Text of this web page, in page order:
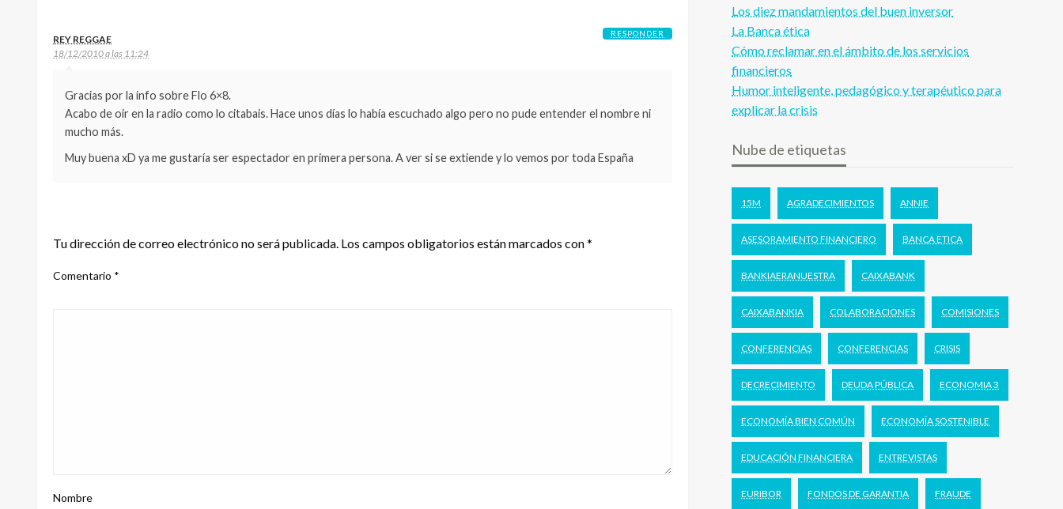
REY REGGAE
18/12/2010 a las 11:24
Gracias por la info sobre Flo 6×8.
Acabo de oir en la radio como lo citabais. Hace unos días lo había escuchado algo pero no pude entender el nombre ni
mucho más.
Muy buena xD ya me gustaría ser espectador en primera persona. A ver si se extiende y lo vemos por toda España
RESPONDER
Tu dirección de correo electrónico no será publicada. Los campos obligatorios están marcados con*
Comentario *
Nombre
Los diez mandamientos del buen inversor
La Banca ética
Cómo reclamar en el ámbito de los servicios
financieros
Humor inteligente, pedagógico y terapéutico para
explicar la crisis
Nube de etiquetas
15M AGRADECIMIENTOS ANNIE
ASESORAMIENTO FINANCIERO BANCA ETICA
BANKIAERANUESTRA CAIXABANK
CAIXABANKIA COLABORACIONES COMISIONES
CONFERENCIAS CONFERENCIAS CRISIS
DECRECIMIENTO DEUDA PÚBLICA ECONOMIA 3
ECONOMÍA BIEN COMÚN ECONOMÍA SOSTENIBLE
EDUCACIÓN FINANCIERA ENTREVISTAS
EURIBOR FONDOS DE GARANTIA FRAUDE